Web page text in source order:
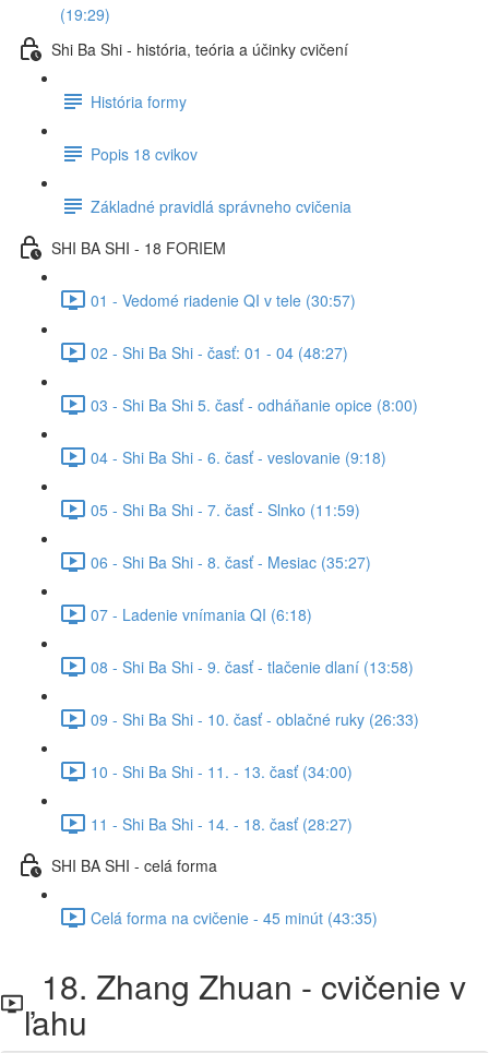
(19:29)
Shi Ba Shi - história, teória a účinky cvičení
História formy
Popis 18 cvikov
Základné pravidlá správneho cvičenia
SHI BA SHI - 18 FORIEM
01 - Vedomé riadenie QI v tele (30:57)
02 - Shi Ba Shi - časť: 01 - 04 (48:27)
03 - Shi Ba Shi 5. časť - odháňanie opice (8:00)
04 - Shi Ba Shi - 6. časť - veslovanie (9:18)
05 - Shi Ba Shi - 7. časť - Slnko (11:59)
06 - Shi Ba Shi - 8. časť - Mesiac (35:27)
07 - Ladenie vnímania QI (6:18)
08 - Shi Ba Shi - 9. časť - tlačenie dlaní (13:58)
09 - Shi Ba Shi - 10. časť - oblačné ruky (26:33)
10 - Shi Ba Shi - 11. - 13. časť (34:00)
11 - Shi Ba Shi - 14. - 18. časť (28:27)
SHI BA SHI - celá forma
Celá forma na cvičenie - 45 minút (43:35)
18. Zhang Zhuan - cvičenie v
ľahu